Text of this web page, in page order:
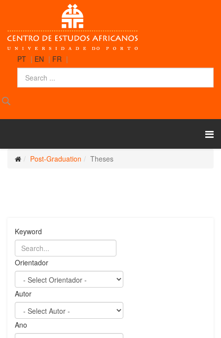
PT | EN | FR |
Post-Graduation Theses
Keyword
Orientador
Autor
Ano